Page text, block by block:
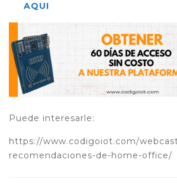
AQUI
Puede interesarle:
https://www.codigoiot.com/
recomendaciones-de-home-office/